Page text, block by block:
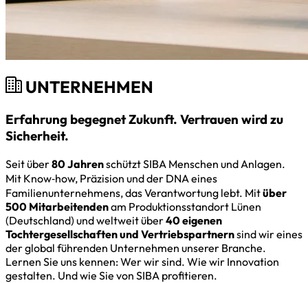
UNTERNEHMEN
Erfahrung begegnet Zukunft. Vertrauen wird zu
Sicherheit.
Seit über80 Jahrenschützt SIBA Menschen und Anlagen.
Mit Know‑how, Präzision und der DNA eines
Familienunternehmens, das Verantwortung lebt. Mitüber
500 Mitarbeitendenam Produktionsstandort Lünen
(Deutschland) und weltweit über40 eigenen
Tochtergesellschaften und Vertriebspartnernsind wir eines
der global führenden Unternehmen unserer Branche.
Lernen Sie uns kennen: Wer wir sind. Wie wir Innovation
gestalten. Und wie Sie von SIBA profitieren.